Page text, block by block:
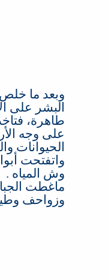
وبعد ما خلص
البشر على
طاهرة،
على وجه
الحيوانات
واتفتحت
وش المياه .
ماغطت
وزواحف